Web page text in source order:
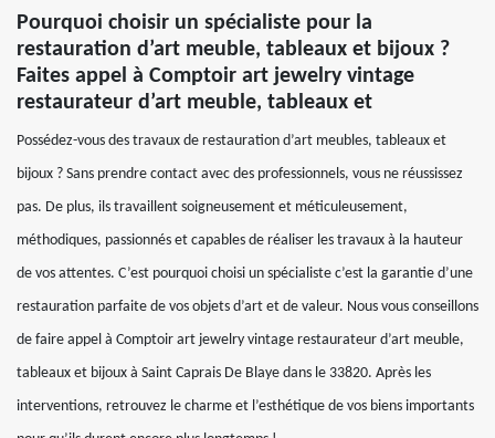
Pourquoi choisir un spécialiste pour la
restauration d’art meuble, tableaux et bijoux ?
Faites appel à Comptoir art jewelry vintage
restaurateur d’art meuble, tableaux et
Possédez-vous des travaux de restauration d’art meubles, tableaux et
bijoux ? Sans prendre contact avec des professionnels, vous ne réussissez
pas. De plus, ils travaillent soigneusement et méticuleusement,
méthodiques, passionnés et capables de réaliser les travaux à la hauteur
de vos attentes. C’est pourquoi choisi un spécialiste c’est la garantie d’une
restauration parfaite de vos objets d’art et de valeur. Nous vous conseillons
de faire appel à Comptoir art jewelry vintage restaurateur d’art meuble,
tableaux et bijoux à Saint Caprais De Blaye dans le 33820. Après les
interventions, retrouvez le charme et l’esthétique de vos biens importants